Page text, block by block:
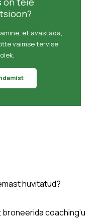
et avastada,
vaimse tervise
huvitatud?
coaching’u